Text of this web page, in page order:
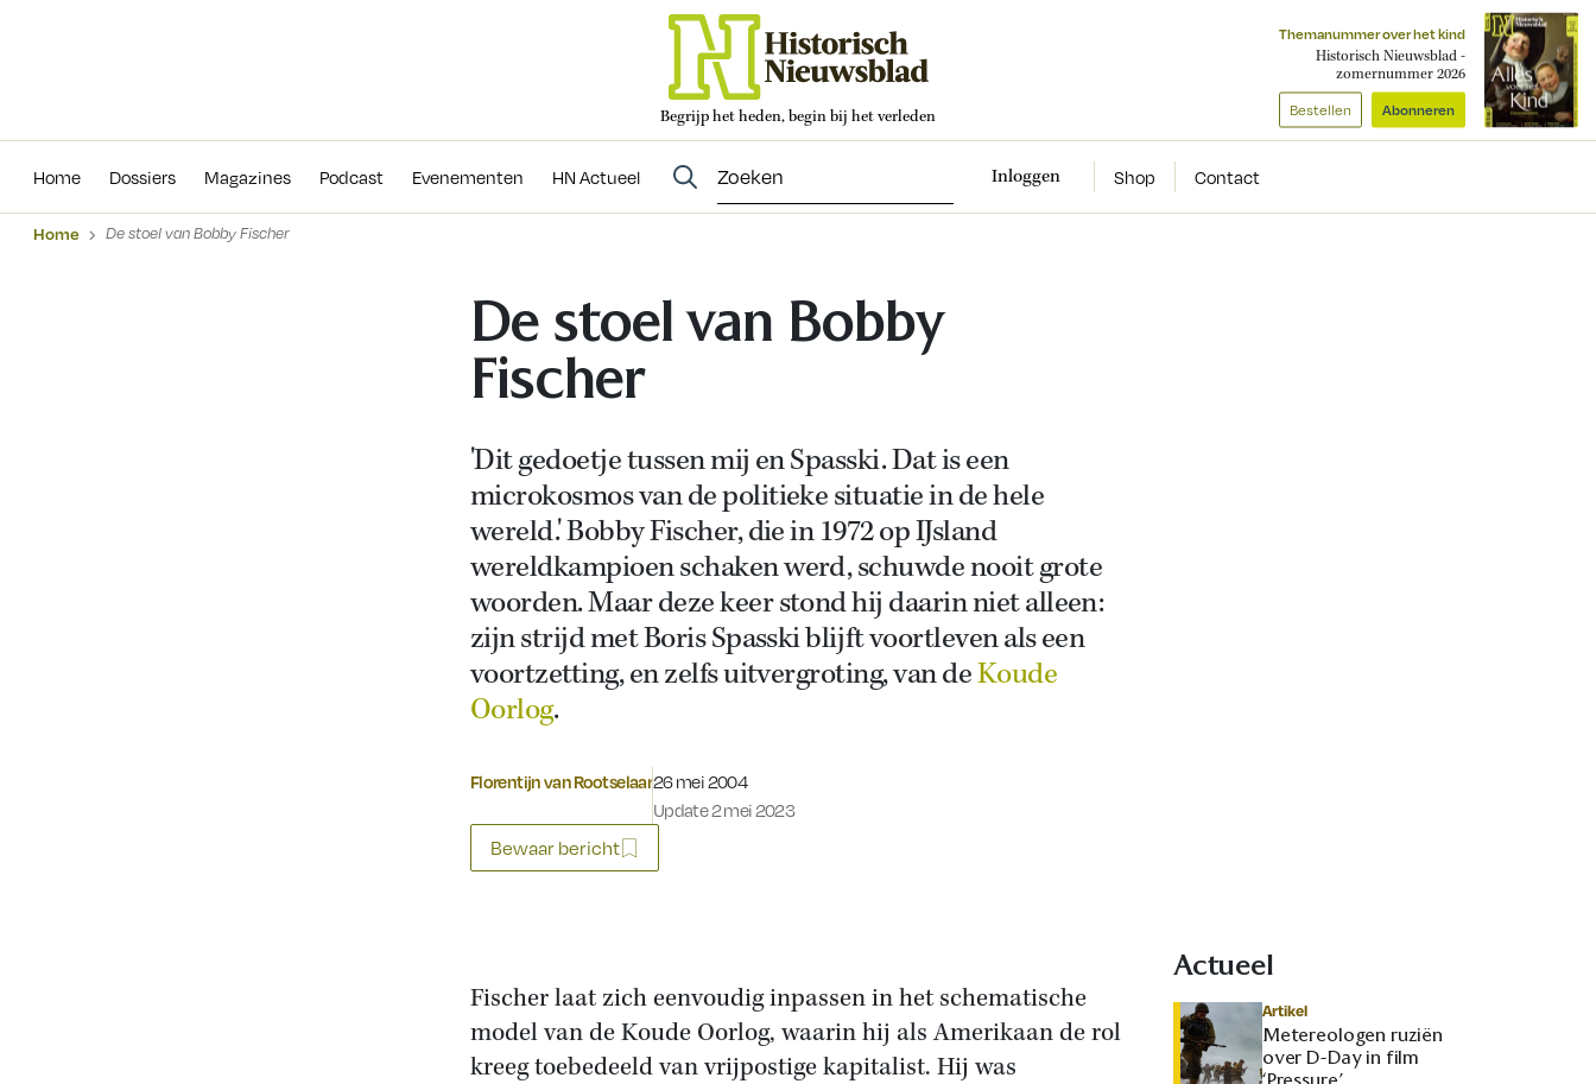
Begrijp het heden, begin bij het verleden
Themanummer over het kind
Historisch Nieuwsblad -
zomernummer 2026
Bestellen Abonneren
Home Dossiers Magazines Podcast Evenementen HN Actueel Inloggen Shop Contact
Evenementen
Home De stoel van Bobby Fischer
De stoel van Bobby
Fischer
'Dit gedoetje tussen mij en Spasski. Dat is een
microkosmos van de politieke situatie in de hele
wereld.' Bobby Fischer, die in 1972 op IJsland
wereldkampioen schaken werd, schuwde nooit grote
woorden. Maar deze keer stond hij daarin niet alleen:
zijn strijd met Boris Spasski blijft voortleven als een
voortzetting, en zelfs uitvergroting, van deKoude
Oorlog.
Florentijn van RootselaarGepubliceerd op:
26 mei 2004
Update 2 mei 2023
Bewaar bericht
Fischer laat zich eenvoudig inpassen in het schematische
model van de Koude Oorlog, waarin hij als Amerikaan de rol
kreeg toebedeeld van vrijpostige kapitalist. Hij was
Actueel
Artikel
Metereologen ruziën
over D-Day in film